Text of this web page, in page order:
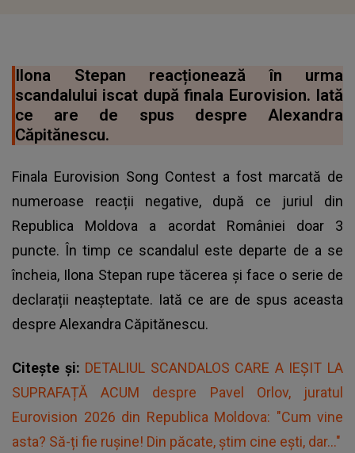
Ilona Stepan reacționează în urma
scandalului iscat după finala Eurovision. Iată
ce are de spus despre Alexandra
Căpitănescu.
Finala Eurovision Song Contest a fost marcată de
numeroase reacții negative, după ce juriul din
Republica Moldova a acordat României doar 3
puncte. În timp ce scandalul este departe de a se
încheia, Ilona Stepan rupe tăcerea și face o serie de
declarații neașteptate. Iată ce are de spus aceasta
despre Alexandra Căpitănescu.
Citește și: DETALIUL SCANDALOS CARE A IEȘIT LA
SUPRAFAȚĂ ACUM despre Pavel Orlov, juratul
Eurovision 2026 din Republica Moldova: "Cum vine
asta? Să-ți fie rușine! Din păcate, știm cine ești, dar..."